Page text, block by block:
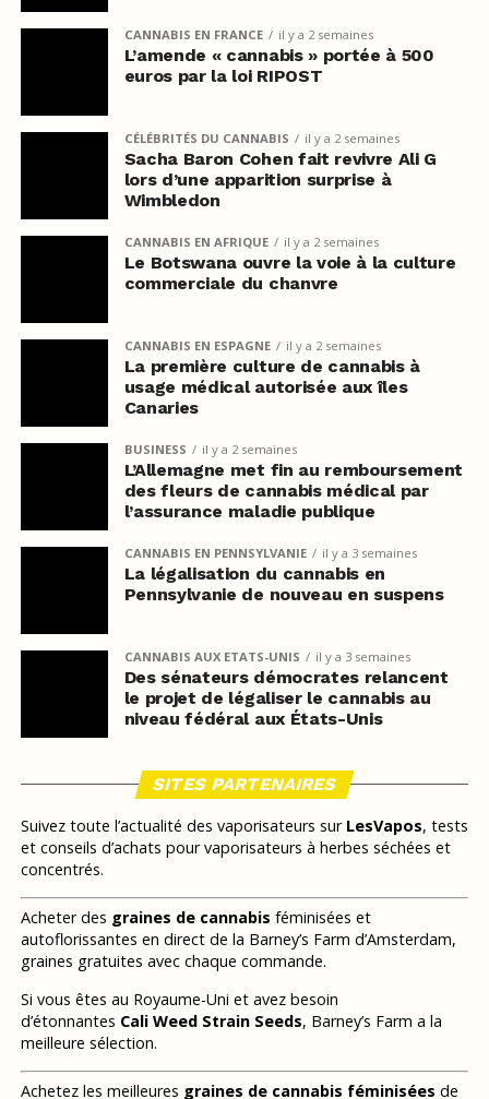
CANNABIS EN FRANCE il y a 2 semaines
L’amende « cannabis » portée à 500
euros par la loi RIPOST
CÉLÉBRITÉS DU CANNABIS il y a 2 semaines
Sacha Baron Cohen fait revivre Ali G
lors d’une apparition surprise à
Wimbledon
CANNABIS EN AFRIQUE il y a 2 semaines
Le Botswana ouvre la voie à la culture
commerciale du chanvre
CANNABIS EN ESPAGNE il y a 2 semaines
La première culture de cannabis à
usage médical autorisée aux îles
Canaries
BUSINESS il y a 2 semaines
L’Allemagne met fin au remboursement
des fleurs de cannabis médical par
l’assurance maladie publique
CANNABIS EN PENNSYLVANIE il y a 3 semaines
La légalisation du cannabis en
Pennsylvanie de nouveau en suspens
CANNABIS AUX ETATS-UNIS il y a 3 semaines
Des sénateurs démocrates relancent
le projet de légaliser le cannabis au
niveau fédéral aux États-Unis
SITES PARTENAIRES
Suivez toute l’actualité des vaporisateurs sur LesVapos, tests
et conseils d’achats pour vaporisateurs à herbes séchées et
concentrés.
Acheter des graines de cannabis féminisées et
autoflorissantes en direct de la Barney’s Farm d’Amsterdam,
graines gratuites avec chaque commande.
Si vous êtes au Royaume-Uni et avez besoin
d’étonnantes Cali Weed Strain Seeds, Barney’s Farm a la
meilleure sélection.
Achetez les meilleures graines de cannabis féminisées de